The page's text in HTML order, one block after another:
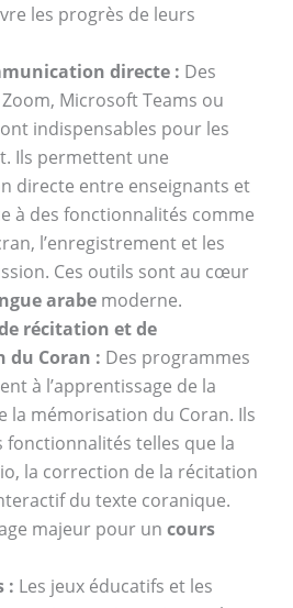
les progrès de leurs
directe : Des
Microsoft Teams ou
indispensables pour les
Ils permettent une
directe entre enseignants et
à des fonctionnalités comme
l’enregistrement et les
Ces outils sont au cœur
arabemoderne.
récitation et de
du Coran : Des programmes
à l’apprentissage de la
la mémorisation du Coran. Ils
fonctionnalités telles que la
la correction de la récitation
du texte coranique.
majeur pour un cours
: Les jeux éducatifs et les